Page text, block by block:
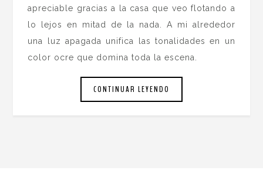
apreciable gracias a la casa que veo flotando a
lo lejos en mitad de la nada. A mi alrededor
una luz apagada unifica las tonalidades en un
color ocre que domina toda la escena.
CONTINUAR LEYENDO